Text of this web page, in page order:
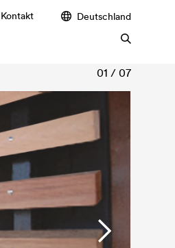
Kontakt Deutschland
01 / 07